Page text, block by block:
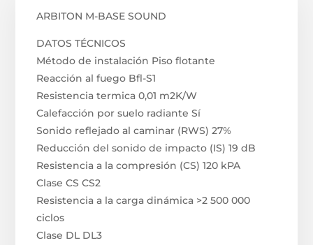
ARBITON M-BASE SOUND
DATOS TÉCNICOS
Método de instalación Piso flotante
Reacción al fuego Bfl-S1
Resistencia termica 0,01 m2K/W
Calefacción por suelo radiante Sí
Sonido reflejado al caminar (RWS) 27%
Reducción del sonido de impacto (IS) 19 dB
Resistencia a la compresión (CS) 120 kPA
Clase CS CS2
Resistencia a la carga dinámica >2 500 000
ciclos
Clase DL DL3